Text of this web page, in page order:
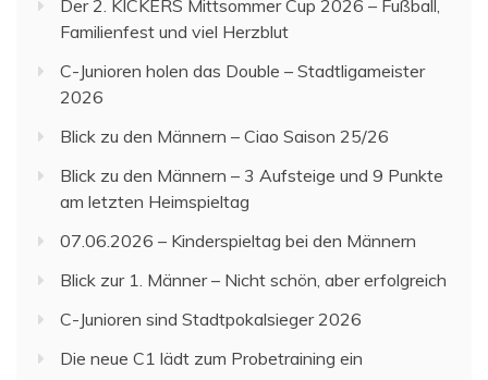
Der 2. KICKERS Mittsommer Cup 2026 – Fußball,
Familienfest und viel Herzblut
C-Junioren holen das Double – Stadtligameister
2026
Blick zu den Männern – Ciao Saison 25/26
Blick zu den Männern – 3 Aufsteige und 9 Punkte
am letzten Heimspieltag
07.06.2026 – Kinderspieltag bei den Männern
Blick zur 1. Männer – Nicht schön, aber erfolgreich
C-Junioren sind Stadtpokalsieger 2026
Die neue C1 lädt zum Probetraining ein